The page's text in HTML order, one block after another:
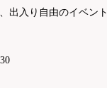
出入り自由のイベン